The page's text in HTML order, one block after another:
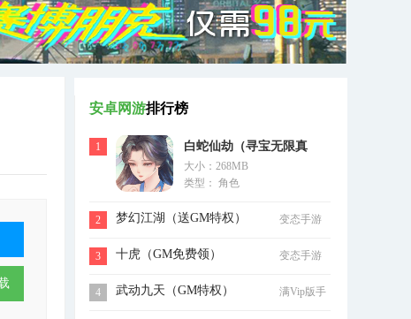
安卓网游排行榜
1
白蛇仙劫（寻宝无限真
充）
大小：268MB
类型： 角色
2 梦幻江湖（送GM特权） 变态手游
3 十虎（GM免费领） 变态手游
4 武动九天（GM特权）
满Vip版手